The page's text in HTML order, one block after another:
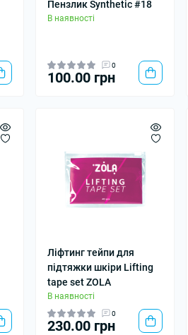
Пензлик Synthetic #18
В наявності
0
100.00 грн
Ліфтинг тейпи для
підтяжки шкіри Lifting
tape set ZOLA
В наявності
0
230.00 грн